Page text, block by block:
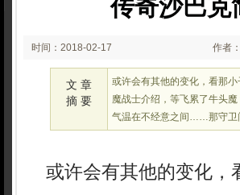
传奇沙巴克
时间：2018-02-17
03:02
作者
文 章
摘 要
或许会有其他的变化，看那
魔战士介绍，等飞累了牛头魔
气温在不经意之间……那守卫
或许会有其他的变化，